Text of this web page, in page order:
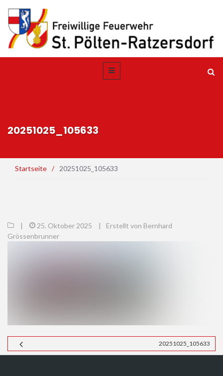
20251025_105633
Startseite / 20251025_105633
| 25. Oktober 2025 |
Erstellt von Bernhard
Grössenbrunner
20251025_105633